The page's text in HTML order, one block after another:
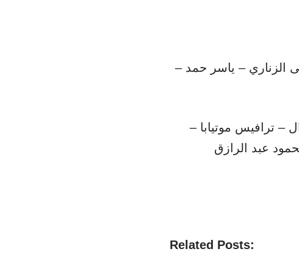
الزناري – ياسر حمد –
ترافيس موتيابا –
عبد الرازق
Related Posts: